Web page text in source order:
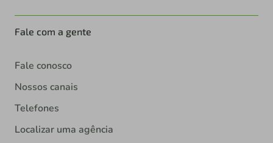
Fale com a gente
Fale conosco
Nossos canais
Telefones
Localizar uma agência